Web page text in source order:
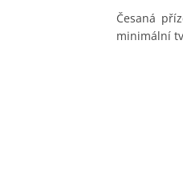
Česaná
minimální